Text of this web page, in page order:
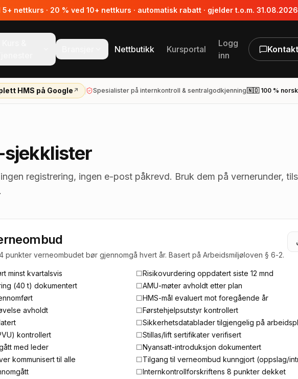
nettkurs · 20 % ved 10+ nettkurs · automatisk rabatt · gjelder t.o.m. 31.08.2026
Nettbutikk Kursportal
Logg
inn
HMS på Google ↗ Spesialister på internkontroll & sentralgodkjenning🇳🇴 100 % norsk
sjekklister
registrering, ingen e-post påkrevd. Bruk dem på vernerunder,
punkter verneombudet bør gjennomgå hvert år. Basert på Arbeidsmiljøloven § 6-2.
minst kvartalsvis ☐Risikovurdering oppdatert siste 12 mnd
(40 t) dokumentert ☐AMU-møter avholdt etter plan
☐HMS-mål evaluert mot foregående år
avholdt ☐Førstehjelpsutstyr kontrollert
☐Sikkerhetsdatablader tilgjengelig på
kontrollert ☐Stillas/lift sertifikater verifisert
med leder ☐Nyansatt-introduksjon dokumentert
kommunisert til alle ☐Tilgang til verneombud kunngjort (oppslag/
☐Internkontrollforskriftens 8 punkter dekket